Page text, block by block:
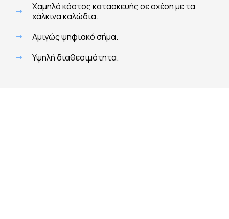
Χαμηλό κόστος κατασκευής σε σχέση με τα
χάλκινα καλώδια.
Αμιγώς ψηφιακό σήμα.
Υψηλή διαθεσιμότητα.